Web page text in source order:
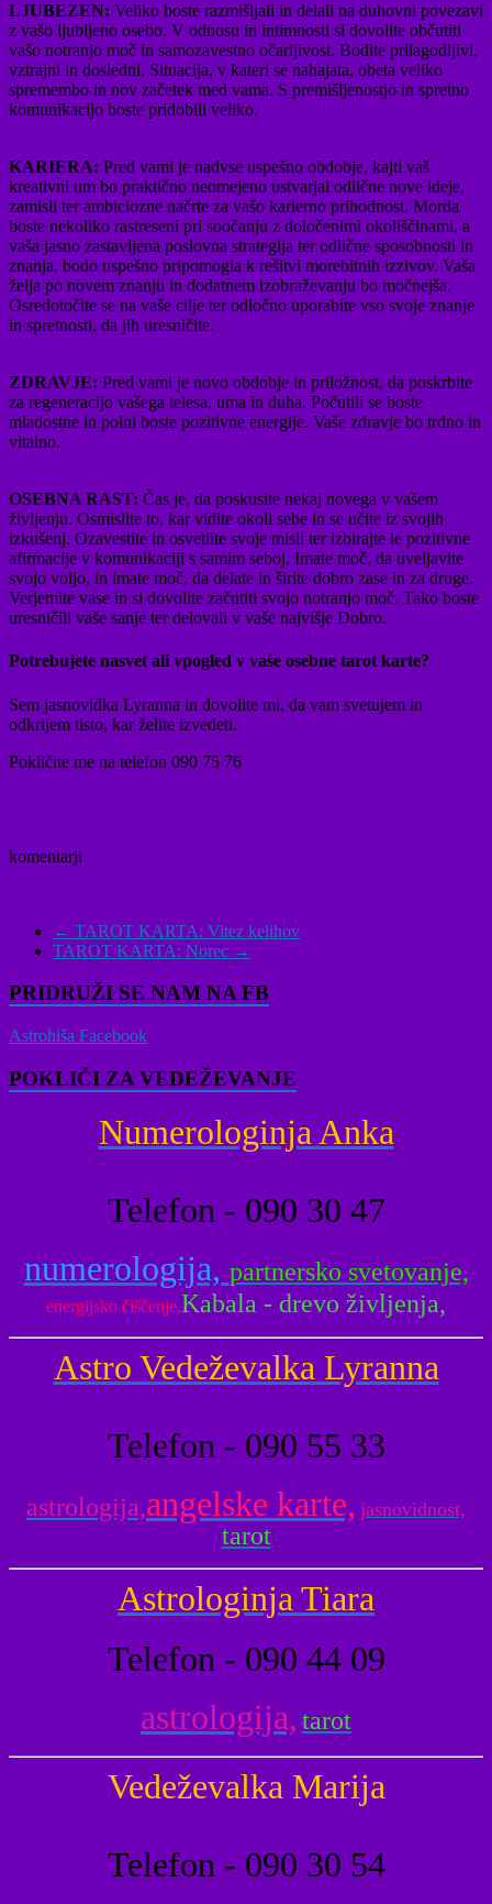
LJUBEZEN: Veliko boste razmišljali in delali na duhovni povezavi
z vašo ljubljeno osebo. V odnosu in intimnosti si dovolite občutiti
vašo notranjo moč in samozavestno očarljivost. Bodite prilagodljivi,
vztrajni in dosledni. Situacija, v kateri se nahajata, obeta veliko
spremembo in nov začetek med vama. S premišljenostjo in spretno
komunikacijo boste pridobili veliko.
KARIERA: Pred vami je nadvse uspešno obdobje, kajti vaš
kreativni um bo praktično neomejeno ustvarjal odlične nove ideje,
zamisli ter ambiciozne načrte za vašo karierno prihodnost. Morda
boste nekoliko rastreseni pri soočanju z določenimi okoliščinami, a
vaša jasno zastavljena poslovna strategija ter odlične sposobnosti in
znanja, bodo uspešno pripomogla k rešitvi morebitnih izzivov. Vaša
želja po novem znanju in dodatnem izobraževanju bo močnejša.
Osredotočite se na vaše cilje ter odločno uporabite vso svoje znanje
in spretnosti, da jih uresničite.
ZDRAVJE: Pred vami je novo obdobje in priložnost, da poskrbite
za regeneracijo vašega telesa, uma in duha. Počutili se boste
mladostne in polni boste pozitivne energije. Vaše zdravje bo trdno in
vitalno.
OSEBNA RAST: Čas je, da poskusite nekaj novega v vašem
življenju. Osmislite to, kar vidite okoli sebe in se učite iz svojih
izkušenj. Ozavestite in osvetlite svoje misli ter izbirajte le pozitivne
afirmacije v komunikaciji s samim seboj. Imate moč, da uveljavite
svojo voljo, in imate moč, da delate in širite dobro zase in za druge.
Verjemite vase in si dovolite začutiti svojo notranjo moč. Tako boste
uresničili vaše sanje ter delovali v vaše najvišje Dobro.
Potrebujete nasvet ali vpogled v vaše osebne tarot karte?
Sem jasnovidka Lyranna in dovolite mi, da vam svetujem in
odkrijem tisto, kar želite izvedeti.
Pokličite me na telefon 090 75 76
komentarji
← TAROT KARTA: Vitez kelihov
TAROT KARTA: Norec →
PRIDRUŽI SE NAM NA FB
Astrohiša Facebook
POKLIČI ZA VEDEŽEVANJE
Numerologinja Anka
Telefon - 090 30 47
numerologija, partnersko svetovanje,
energijsko čiščenje,Kabala - drevo življenja,
Astro Vedeževalka Lyranna
Telefon - 090 55 33
astrologija,angelske karte, jasnovidnost,
tarot
Astrologinja Tiara
Telefon - 090 44 09
astrologija, tarot
Vedeževalka Marija
Telefon - 090 30 54